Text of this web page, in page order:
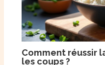
Comment réussir
les coups ?